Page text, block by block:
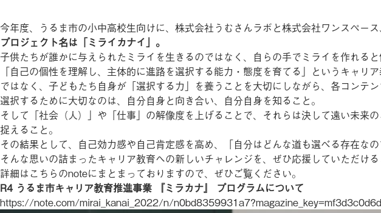
今年度、うるま市の小中高校生向けに、株式会社うむさんラボと株式会社ワンスペー
プロジェクト名は「ミライカナイ」。
子供たちが誰かに与えられたミライを生きるのではなく、自らの手でミライを作れる
「自己の個性を理解し、主体的に進路を選択する能力・態度を育てる」というキャ
ではなく、子どもたち自身が「選択する力」を養うことを大切にしながら、各コンテン
選択するために大切なのは、自分自身と向き合い、自分自身を知ること。
そして「社会（人）」や「仕事」の解像度を上げることで、それらは決して遠い未来
捉えること。
その結果として、自己効力感や自己肯定感を高め、「自分はどんな道も選べる存在な
そんな思いの詰まったキャリア教育への新しいチャレンジを、ぜひ応援していただける
詳細はこちらのnoteにまとまっておりますので、ぜひご覧ください。
R4 うるま市キャリア教育推進事業 『ミラカナ』 プログラムについて
https://note.com/mirai_kanai_2022/n/